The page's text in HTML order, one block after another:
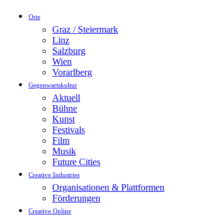
Orte
Graz / Steiermark
Linz
Salzburg
Wien
Vorarlberg
Gegenwartskultur
Aktuell
Bühne
Kunst
Festivals
Film
Musik
Future Cities
Creative Industries
Organisationen & Plattformen
Förderungen
Creative Online